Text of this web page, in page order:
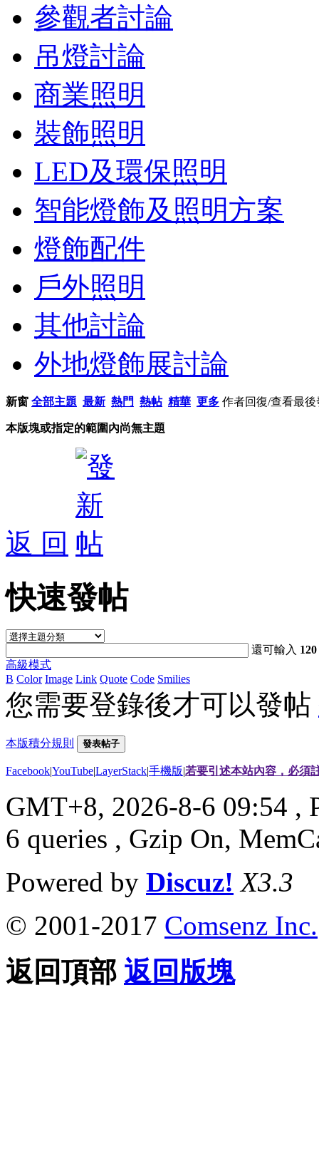
參觀者討論
吊燈討論
商業照明
裝飾照明
LED及環保照明
智能燈飾及照明方案
燈飾配件
戶外照明
其他討論
外地燈飾展討論
新窗 全部主題 最新 熱門 熱帖 精華 更多 作者回復/查看最後
本版塊或指定的範圍內尚無主題
返 回
快速發帖
還可輸入 120
高級模式
B Color Image Link Quote Code Smilies
您需要登錄後才可以發帖
本版積分規則 發表帖子
Facebook|YouTube|LayerStack|手機版|若要引述本站內容，必須
GMT+8, 2026-8-6 09:54 ,
6 queries , Gzip On,
Powered by Discuz! X3.3
© 2001-2017 Comsenz Inc.
返回頂部 返回版塊